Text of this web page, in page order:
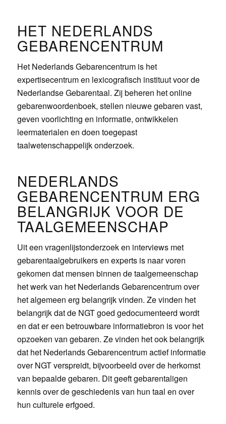
HET NEDERLANDS
GEBARENCENTRUM
Het Nederlands Gebarencentrum is het
expertisecentrum en lexicografisch instituut voor de
Nederlandse Gebarentaal. Zij beheren het online
gebarenwoordenboek, stellen nieuwe gebaren vast,
geven voorlichting en informatie, ontwikkelen
leermaterialen en doen toegepast
taalwetenschappelijk onderzoek.
NEDERLANDS
GEBARENCENTRUM ERG
BELANGRIJK VOOR DE
TAALGEMEENSCHAP
Uit een vragenlijstonderzoek en interviews met
gebarentaalgebruikers en experts is naar voren
gekomen dat mensen binnen de taalgemeenschap
het werk van het Nederlands Gebarencentrum over
het algemeen erg belangrijk vinden. Ze vinden het
belangrijk dat de NGT goed gedocumenteerd wordt
en dat er een betrouwbare informatiebron is voor het
opzoeken van gebaren. Ze vinden het ook belangrijk
dat het Nederlands Gebarencentrum actief informatie
over NGT verspreidt, bijvoorbeeld over de herkomst
van bepaalde gebaren. Dit geeft gebarentaligen
kennis over de geschiedenis van hun taal en over
hun culturele erfgoed.